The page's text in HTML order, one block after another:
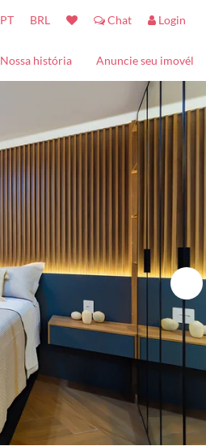
PT BRL Chat Login
Nossa história Anuncie seu imovél